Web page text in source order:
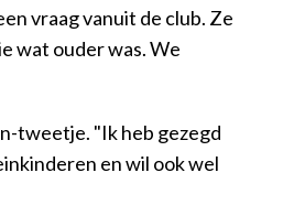
vraag vanuit de club. Ze
wat ouder was. We
tweetje. "Ik heb gezegd
en wil ook wel